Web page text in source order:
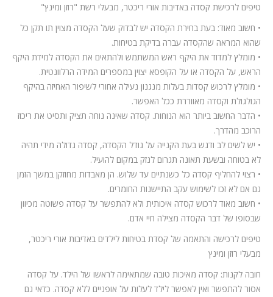
טיפים לרכישת קסדה באדיבות אורי ריכטר, מבעלי רשת "רוזן ומינץ"
• חשוב מאוד: בעת בחירת הקסדה יש לבדוק שעל הקסדה מצוין תו תקן כל
שהוא המראה שהקסדה עברה בדיקת בטיחות.
• מומלץ למדוד את היקף ראש המשתמש ולהתאים את הקסדה למידת היקף
הראש, על הקסדה או על הקופסא יצוין במספרים המידה הרלוונטית.
• מומלץ לרכוש קסדות בעלות מנגנון נעילה אחורי לשיפור האחיזה בהיקף
הגולגולת וקסדה מאווררת ככל האפשר.
• הדבר החשוב ביותר הוא הנוחות. קסדה שאינה נוחה תציק ותסיט את ריכוז
הרוכב מהדרך.
• יש לשים לב ודגש בעת הקנייה על גודל הקסדה, קסדה גדולה מידי תהיה
לא בטוחה ובשעת תאונה תגרום לנזק במקום להועיל.
• רצוי להחליף קסדה כל כשנתיים עד שלוש. הן מאבדות מחוזקן במשך הזמן
גם אם לא זכו לשימוש עקב התיישנות החומרים.
• חשוב מאוד לרכוש קסדה איכותית ולא להתפשר על קסדה פשוטה מכיוון
שבסופו של דבר הקסדה מצילה חיי אדם.
טיפים לרכישה והתאמה של קסדת בטיחות לילדים באדיבות אורי ריכטר,
מבעלי רוזן ומינץ
חובה לקנות: קסדה מאיכות טובה שמתאימה לראשו של הילד. על קסדה
אסור להתפשר ואין לאפשר לילד לעלות על אופניים ללא קסדה. כדאי גם